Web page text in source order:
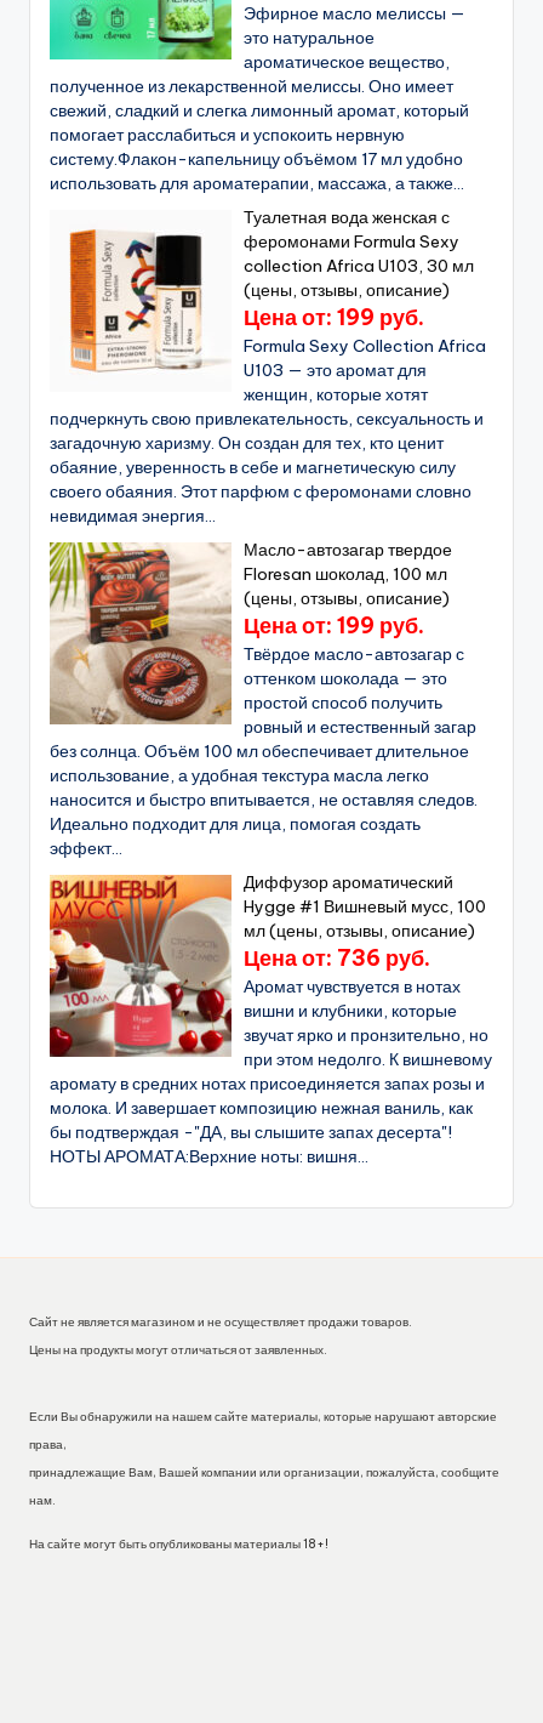
Эфирное масло мелиссы —
это натуральное
ароматическое вещество,
полученное из лекарственной мелиссы. Оно имеет
свежий, сладкий и слегка лимонный аромат, который
помогает расслабиться и успокоить нервную
систему.Флакон-капельницу объёмом 17 мл удобно
использовать для ароматерапии, массажа, а также...
Туалетная вода женская с
феромонами Formula Sexy
collection Africa U103, 30 мл
(цены, отзывы, описание)
Цена от: 199 руб.
Formula Sexy Collection Africa
U103 — это аромат для
женщин, которые хотят
подчеркнуть свою привлекательность, сексуальность и
загадочную харизму. Он создан для тех, кто ценит
обаяние, уверенность в себе и магнетическую силу
своего обаяния. Этот парфюм с феромонами словно
невидимая энергия...
Масло-автозагар твердое
Floresan шоколад, 100 мл
(цены, отзывы, описание)
Цена от: 199 руб.
Твёрдое масло-автозагар с
оттенком шоколада — это
простой способ получить
ровный и естественный загар
без солнца. Объём 100 мл обеспечивает длительное
использование, а удобная текстура масла легко
наносится и быстро впитывается, не оставляя следов.
Идеально подходит для лица, помогая создать
эффект...
Диффузор ароматический
Hygge #1 Вишневый мусс, 100
мл (цены, отзывы, описание)
Цена от: 736 руб.
Аромат чувствуется в нотах
вишни и клубники, которые
звучат ярко и пронзительно, но
при этом недолго. К вишневому
аромату в средних нотах присоединяется запах розы и
молока. И завершает композицию нежная ваниль, как
бы подтверждая -"ДА, вы слышите запах десерта"!
НОТЫ АРОМАТА:Верхние ноты: вишня...
Сайт не является магазином и не осуществляет продажи товаров.
Цены на продукты могут отличаться от заявленных.
Если Вы обнаружили на нашем сайте материалы, которые нарушают авторские
права,
принадлежащие Вам, Вашей компании или организации, пожалуйста, сообщите
нам.
На сайте могут быть опубликованы материалы 18+!